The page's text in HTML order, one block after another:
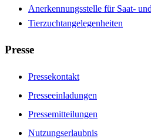
Anerkennungsstelle für Saat-
Tierzuchtangelegenheiten
Presse
Pressekontakt
Presseeinladungen
Pressemitteilungen
Nutzungserlaubnis